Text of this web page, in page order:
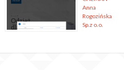
Anna
Rogozińska
Sp.z o.o.